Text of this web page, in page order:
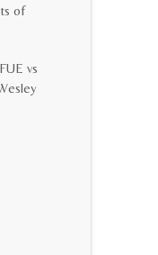
of
vs